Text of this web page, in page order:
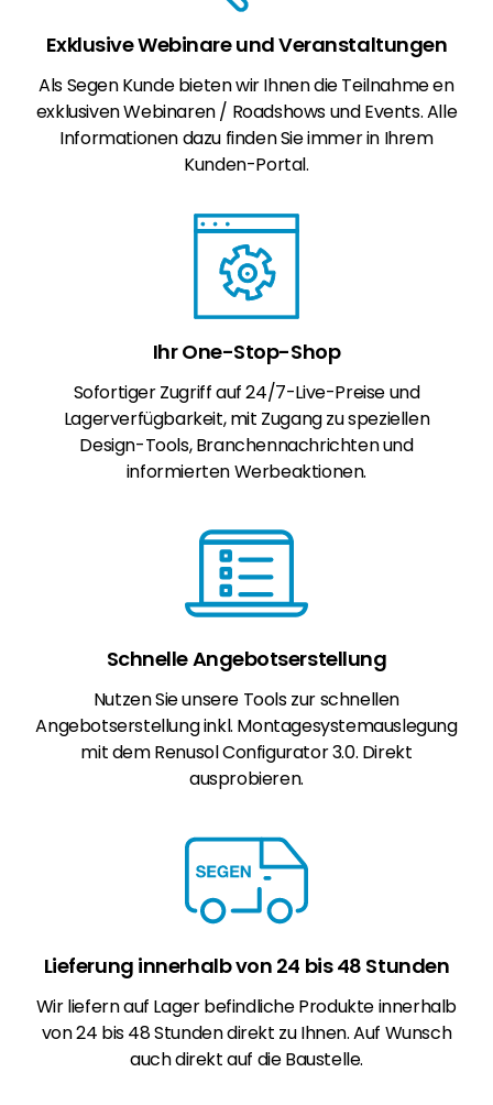
Exklusive Webinare und Veranstaltungen
Als Segen Kunde bieten wir Ihnen die Teilnahme en
exklusiven Webinaren / Roadshows und Events. Alle
Informationen dazu finden Sie immer in Ihrem
Kunden-Portal.
Ihr One-Stop-Shop
Sofortiger Zugriff auf 24/7-Live-Preise und
Lagerverfügbarkeit, mit Zugang zu speziellen
Design-Tools, Branchennachrichten und
informierten Werbeaktionen.
Schnelle Angebotserstellung
Nutzen Sie unsere Tools zur schnellen
Angebotserstellung inkl. Montagesystemauslegung
mit dem Renusol Configurator 3.0. Direkt
ausprobieren.
Lieferung innerhalb von 24 bis 48 Stunden
Wir liefern auf Lager befindliche Produkte innerhalb
von 24 bis 48 Stunden direkt zu Ihnen. Auf Wunsch
auch direkt auf die Baustelle.